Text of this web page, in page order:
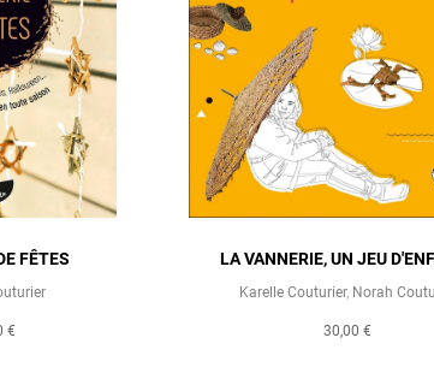
FÊTES
€
LA VANNERIE, UN JEU
Karelle Couturier, Norah
30,00 €